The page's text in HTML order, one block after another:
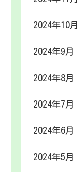
2024年10月
2024年9月
2024年8月
2024年7月
2024年6月
2024年5月